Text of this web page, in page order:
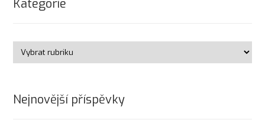
Kategorie
Nejnovější příspěvky